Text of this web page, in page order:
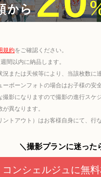
規約をご確認ください。
間以内に納品します。
況または天候等により、当該枚数に
ーボーンフォトの場合はお子様の安
撮影になりますので撮影の進行スケ
異なります。
ントアウト）はお客様自身にて、行
＼撮影プランに迷った
コンシェルジュに無料